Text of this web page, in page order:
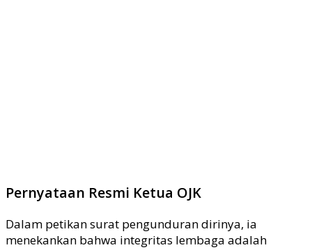
Pernyataan Resmi Ketua OJK
Dalam petikan surat pengunduran dirinya, ia
menekankan bahwa integritas lembaga adalah